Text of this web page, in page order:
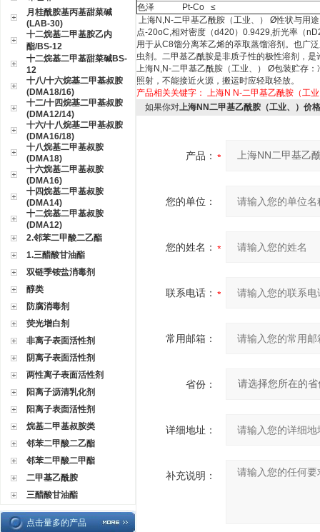
月桂酰胺基丙基甜菜碱
(LAB-30)
十二烷基二甲基胺乙内
酯/BS-12
十二烷基二甲基甜菜碱BS-
12
十八/十六烷基二甲基叔胺
(DMA18/16)
十二/十四烷基二甲基叔胺
(DMA12/14)
十六/十八烷基二甲基叔胺
(DMA16/18)
十八烷基二甲基叔胺
(DMA18)
十六烷基二甲基叔胺
(DMA16)
十四烷基二甲基叔胺
(DMA14)
十二烷基二甲基叔胺
(DMA12)
2.邻苯二甲酸二乙酯
1.三醋酸甘油酯
双链季铵盐消毒剂
醇类
防腐消毒剂
荧光增白剂
非离子表面活性剂
阴离子表面活性剂
两性离子表面活性剂
阳离子沥清乳化剂
阳离子表面活性剂
烷基二甲基叔胺类
邻苯二甲酸二乙酯
邻苯二甲酸二甲酯
二甲基乙酰胺
三醋酸甘油酯
点击量多的产品
色泽 Pt-Co ≤
上海N,N-二甲基乙酰胺（工业、） Ø性状与用
点-20oC,相对密度（d420）0.9429,折光率（
用于从C8馏分离苯乙烯的萃取蒸馏溶剂。也广
虫剂。二甲基乙酰胺是非质子性的极性溶剂，
上海N,N-二甲基乙酰胺（工业、） Ø包装贮存：
照射，不能接近火源，搬运时应轻取轻放。
产品相关关键字： 上海N N-二甲基乙酰胺（工
如果你对上海NN二甲基乙酰胺（工业、）价
产品：
您的单位：
您的姓名：
联系电话：
常用邮箱：
省份：
详细地址：
补充说明：